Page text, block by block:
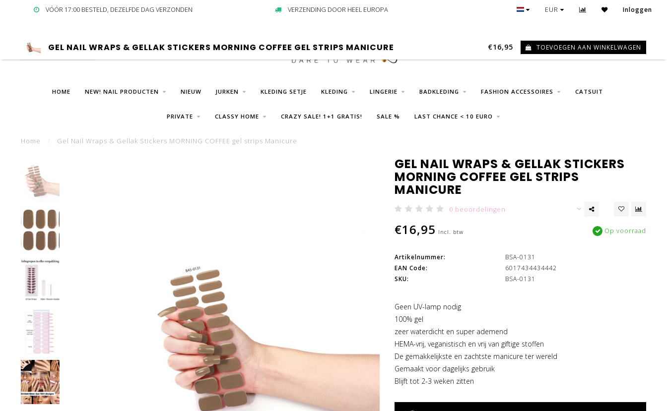
VÓÓR 17:00 BESTELD, DEZELFDE DAG VERZONDEN VERZENDING DOOR HEEL EUROPA 30 DAGEN RETOUR
EUR Inloggen
0
HOME NEW! NAIL PRODUCTEN NIEUW JURKEN KLEDING SETJE KLEDING LINGERIE BADKLEDING FASHION ACCESSOIRES CATSUIT
PRIVATE CLASSY HOME CRAZY SALE! 1+1 GRATIS! SALE % LAST CHANCE < 10 EURO
Home Gel Nail Wraps & Gellak Stickers MORNING COFFEE gel strips Manicure
GEL NAIL WRAPS & GELLAK STICKERS MORNING COFFEE GEL STRIPS MANICURE €16,95 TOEVOEGEN AAN WINKELWAGEN
GEL NAIL WRAPS & GELLAK STICKERS
MORNING COFFEE GEL STRIPS
MANICURE
0 beoordelingen
€16,95 Incl. btw Op voorraad
Artikelnummer:
BSA-0131
EAN Code:
6017434434442
SKU:
BSA-0131
Geen UV-lamp nodig
100% gel
zeer waterdicht en super ademend
HEMA-vrij, veganistisch en vrij van giftige stoffen
De gemakkelijkste en zachtste manicure ter wereld
Gemaakt voor dagelijks gebruik
Blijft tot 2-3 weken zitten